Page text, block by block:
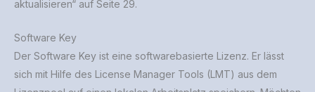
aktualisieren“ auf Seite 29.
Software Key
Der Software Key ist eine softwarebasierte Lizenz. Er lässt
sich mit Hilfe des License Manager Tools (LMT) aus dem